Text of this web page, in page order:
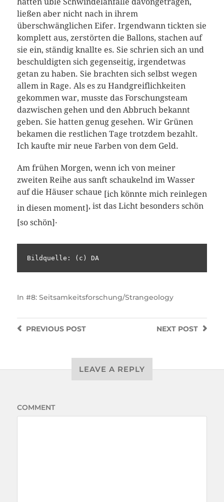
ließen aber nicht nach in ihrem
überschwänglichen Eifer. Irgendwann tickten sie
komplett aus, zerstörten die Ballons, stachen auf
sie ein, ständig knallte es. Sie schrien sich an und
beschuldigten sich gegenseitig, irgendetwas
getan zu haben. Sie brachten sich selbst wegen
allem in Rage. Als es zu Handgreiflichkeiten
gekommen war, musste das Forschungsteam
dazwischen gehen und den Abbruch bekannt
geben. Sie hatten genug gesehen. Wir Grünen
bekamen die restlichen Tage trotzdem bezahlt.
Ich kaufte mir neue Farben von dem Geld.
Am frühen Morgen, wenn ich von meiner
zweiten Reihe aus sanft schaukelnd im Wasser
auf die Häuser schaue [ich könnte mich reinlegen
in diesen moment] , ist das Licht besonders schön
[so schön].
Bildquelle: (c) DA
In #8: Seitsamkeitsforschung/Strangeology
NEXT POST
PREVIOUSPOST
LEAVE A REPLY
COMMENT